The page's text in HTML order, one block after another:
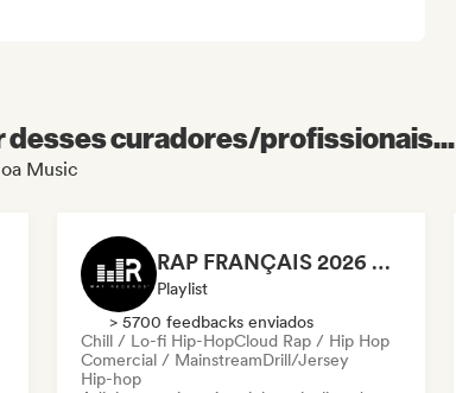
desses curadores/profissionais...
Music
RAP FRANÇAIS 2026 🔥🇫🇷 (Way Records)
Playlist
> 5700 feedbacks enviados
Chill / Lo-fi Hip-HopCloud Rap / Hip Hop
Comercial / MainstreamDrill/Jersey
Hip-hop